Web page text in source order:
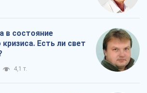
в состояние
Есть ли свет
4,1 т.